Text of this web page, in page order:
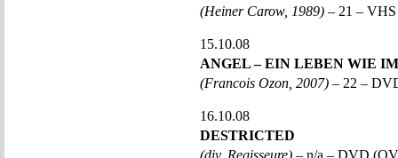
(Heiner Carow, 1989) – 21 –
15.10.08
ANGEL – EIN LEBEN WIE
(Francois Ozon, 2007) – 22 –
16.10.08
DESTRICTED
(div. Regisseure) – n/a – DVD